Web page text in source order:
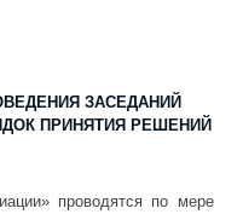
ЗАСЕДАНИЙ
ПРИНЯТИЯ РЕШЕНИЙ
проводятся по мере